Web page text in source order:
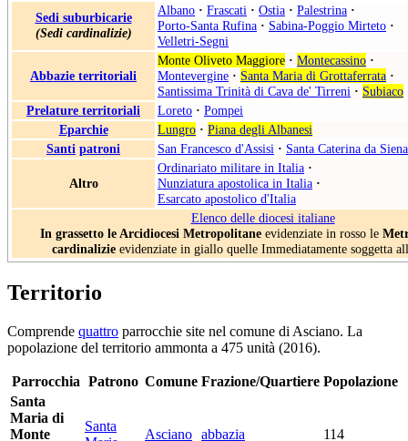
Sedi suburbicarie
(Sedi cardinalizie)
Albano · Frascati · Ostia · Palestrina ·
Porto-Santa Rufina · Sabina-Poggio Mirteto ·
Velletri-Segni
Abbazie territoriali
Monte Oliveto Maggiore · Montecassino ·
Montevergine · Santa Maria di Grottaferrata ·
Santissima Trinità di Cava de' Tirreni · Subiaco
Prelature territoriali
Loreto · Pompei
Eparchie
Lungro · Piana degli Albanesi
Santi patroni San Francesco d'Assisi · Santa Caterina da Siena
Altro
Ordinariato militare in Italia ·
Nunziatura apostolica in Italia ·
Esarcato apostolico d'Italia
Elenco delle diocesi italiane
In grassetto le Arcidiocesi Metropolitane evidenziate in rosso le
cardinalizieevidenziate in giallo quelle Immediatamente soggetta
Territorio
Comprende quattro parrocchie site nel comune di Asciano. La
popolazione del territorio ammonta a 475 unità (2016).
Parrocchia Patrono Comune Frazione/Quartiere Popolazione
Santa
Maria di
Monte
Santa
Asciano abbazia 114